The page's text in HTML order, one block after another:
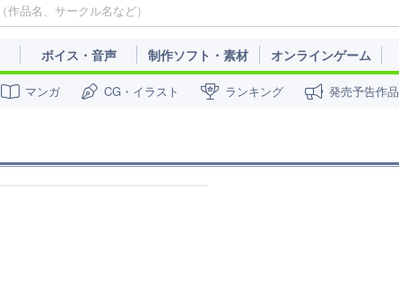
ボイス・音声 制作ソフト・素材 オンラインゲーム
マンガ CG・イラスト ランキング 発売予告作品